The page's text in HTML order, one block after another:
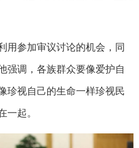
参加审议讨论的机会，同
强调，各族群众要像爱护自
珍视自己的生命一样珍视民
一起。